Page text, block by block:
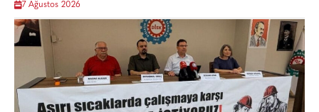
7 Ağustos 2026